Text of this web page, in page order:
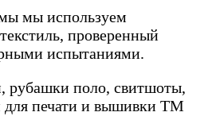
мы используем
проверенный
испытаниями.
рубашки поло, свитшоты,
для печати и вышивки TM